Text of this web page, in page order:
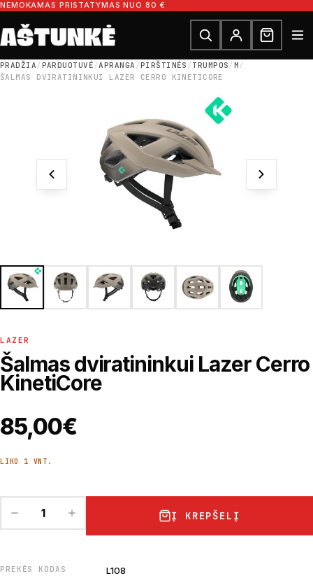
Pereiti prie turinio
NEMOKAMAS PRISTATYMAS NUO 80 €
Ieškoti dalių
Ieškoti
PRADŽIA/PARDUOTUVĖ/APRANGA /PIRŠTINĖS /TRUMPOS/M/
ŠALMAS DVIRATININKUI LAZER CERRO KINETICORE
LAZER
Šalmas dviratininkui Lazer Cerro
KinetiCore
85,00€
LIKO 1 VNT.
Į KREPŠELĮ
PREKĖS KODAS L108